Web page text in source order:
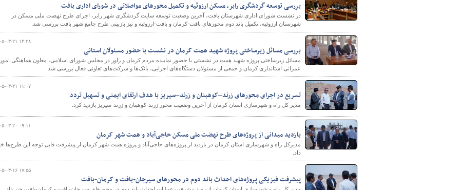
پایگاه خبری وزارت راه و
بررسی توسعه گردشگری رابر، مسکن ارزوئیه و تکمیل محورهای مواصلاتی در شورای اداری بافت
در نشست شورای اداری شهرستان بافت، آخرین وضعیت توسعه سایت گردشگری شهر رابر، اجرای طرح نهضت ملی مسکن در
شهرستان ارزوئیه، تکمیل باند دوم محورهای بافت-کرمان و بافت-ارزوئیه و نیز بازبینی طرح جامع شهر بافت بررسی شد.
۱۴۰۵-۰۳-۲۱
بررسی مسائل زیرساختی پروژه شهید همت کرمان در نشست با حضور مسئولان استانی
مسائل زیرساختی پروژه شهید همت در نشستی با حضور نماینده مردم کرمان و راور در مجلس شورای اسلامی، معاون هماهنگی امور
عمرانی استانداری کرمان و جمعی از مسئولان دستگاه‌های اجرایی، بانک‌ها و شرکت‌های تعاونی فعال بررسی شد.
۱۴۰۵-۰۳-۲۱
تسریع در اجرای محورهای زرند–کوهبنان و زرند–سیریز با هدف ارتقای ایمنی و تسهیل تردد
مدیر کل راه و شهرسازی استان کرمان از آخرین وضعیت محور زرند-کوهبنان و زرند-سیریز بازدید کرد.
۱۴۰۵-۰۳-۲۰
بازدید میدانی از پروژه‌های طرح نهضت ملی مسکن حاجی‌آباد و همت شهر کرمان
مدیرکل راه و شهرسازی استان کرمان در بازدید از پروژه‌های حاجی‌آباد و پروژه همت شهر کرمان از پیشرفت قابل توجه این طرح‌ها
داد.
۱۴۰۵-۰۳-۱۶
پیشرفت فیزیکی پروژه‌های احداث باند دوم در محورهای سیرجان-بافت و کرمان-بافت